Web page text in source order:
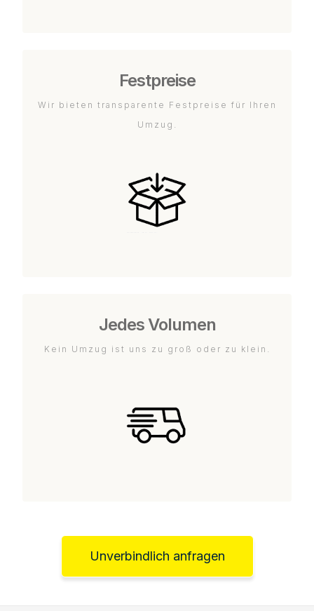
Festpreise
Wir bieten transparente Festpreise für Ihren
Umzug.
Jedes Volumen
Kein Umzug ist uns zu groß oder zu klein.
Unverbindlich anfragen